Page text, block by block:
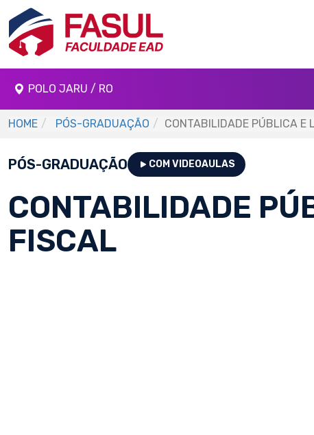
POLO JARU / RO
HOME PÓS-GRADUAÇÃO CONTABILIDADE PÚBLICA E
PÓS-GRADUAÇÃO COM VIDEOAULAS
CONTABILIDADE
FISCAL